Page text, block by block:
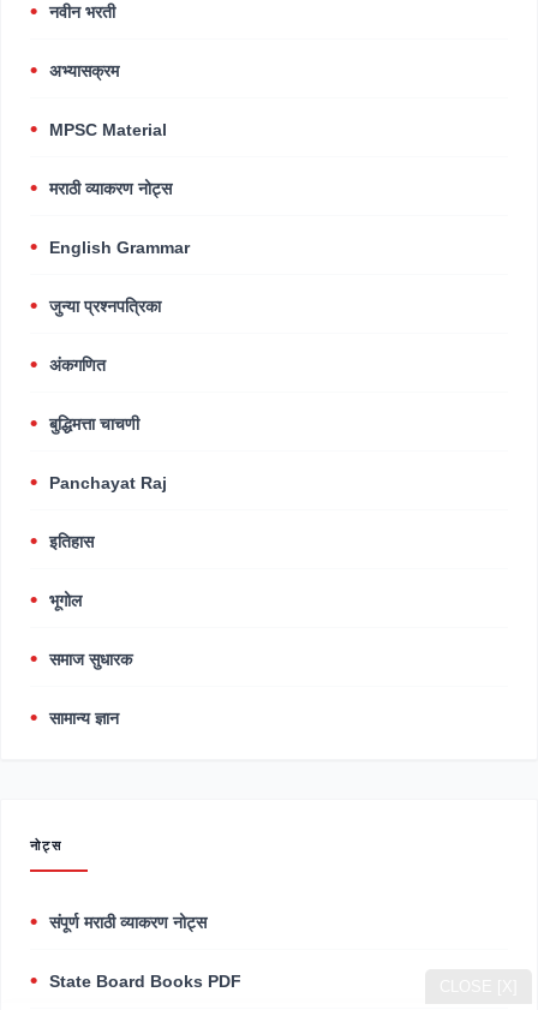
नवीन भरती
अभ्यासक्रम
MPSC Material
मराठी व्याकरण नोट्स
English Grammar
जुन्या प्रश्नपत्रिका
अंकगणित
बुद्धिमत्ता चाचणी
Panchayat Raj
इतिहास
भूगोल
समाज सुधारक
सामान्य ज्ञान
नोट्स
संपूर्ण मराठी व्याकरण नोट्स
State Board Books PDF